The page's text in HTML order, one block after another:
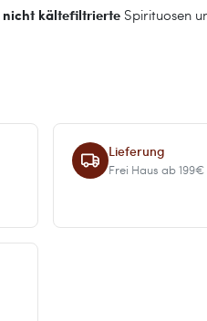
nicht kältefiltrierte Spirituosen
Lieferung
Frei Haus ab